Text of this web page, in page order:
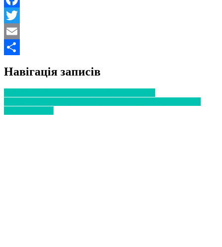
Facebook
Twitter
Email
Навігація записів